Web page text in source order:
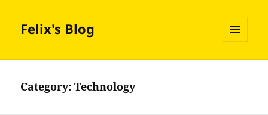
Felix's Blog
AND
Category:Technology